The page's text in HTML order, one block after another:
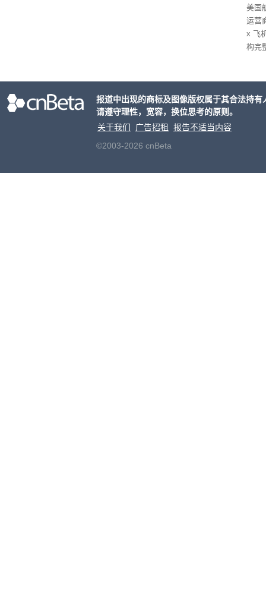
在
美国
运营
x 飞
构完
报道中出现的商标及图像版权属于其合法持
请遵守理性，宽容，换位思考的原则。
关于我们
广告招租
报告不适当内容
©2003-2026 cnBeta